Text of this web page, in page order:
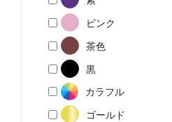
ピンク
茶色
黒
カラフル
ゴールド